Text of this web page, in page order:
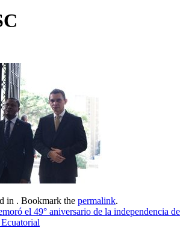
in . Bookmark the permalink.
el 49° aniversario de la independencia de